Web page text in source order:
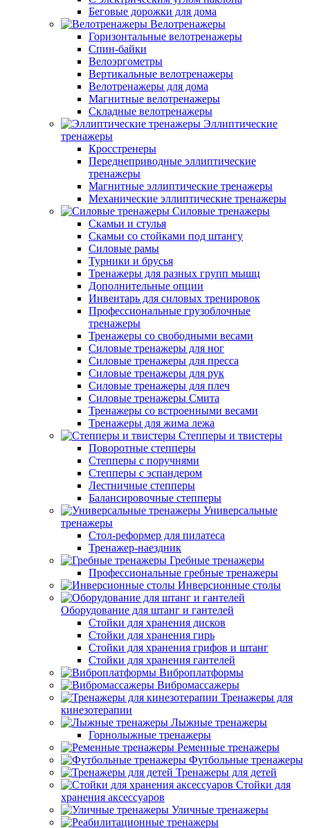
Беговые дорожки для дома
Велотренажеры
Горизонтальные велотренажеры
Спин-байки
Велоэргометры
Вертикальные велотренажеры
Велотренажеры для дома
Магнитные велотренажеры
Складные велотренажеры
Эллиптические
тренажеры
Кросстренеры
Переднеприводные эллиптические
тренажеры
Магнитные эллиптические тренажеры
Механические эллиптические тренажеры
Силовые тренажеры
Скамьи и стулья
Скамьи со стойками под штангу
Силовые рамы
Турники и брусья
Тренажеры для разных групп мышц
Дополнительные опции
Инвентарь для силовых тренировок
Профессиональные грузоблочные
тренажеры
Тренажеры со свободными весами
Силовые тренажеры для ног
Силовые тренажеры для пресса
Силовые тренажеры для рук
Силовые тренажеры для плеч
Силовые тренажеры Смита
Тренажеры со встроенными весами
Тренажеры для жима лежа
Степперы и твистеры
Поворотные степперы
Степперы с поручнями
Степперы с эспандером
Лестничные степперы
Балансировочные степперы
Универсальные
тренажеры
Стол-реформер для пилатеса
Тренажер-наездник
Гребные тренажеры
Профессиональные гребные тренажеры
Инверсионные столы
Оборудование для штанг и гантелей
Стойки для хранения дисков
Стойки для хранения гирь
Стойки для хранения грифов и штанг
Стойки для хранения гантелей
Виброплатформы
Вибромассажеры
Тренажеры для
кинезотерапии
Лыжные тренажеры
Горнолыжные тренажеры
Ременные тренажеры
Футбольные тренажеры
Тренажеры для детей
Стойки для
хранения аксессуаров
Уличные тренажеры